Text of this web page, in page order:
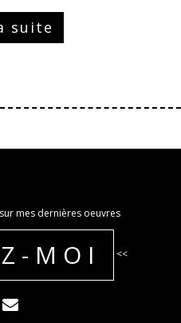
suite
mes dernières oeuvres
MOI <<